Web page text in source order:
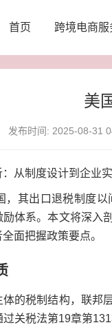
首页 跨境电商服
美
发布时间: 2025-08-31
制度设计到企业
出口退税制度以
体系。本文将深入
面把握政策要点。
税制结构，联邦层
关税法第19章第